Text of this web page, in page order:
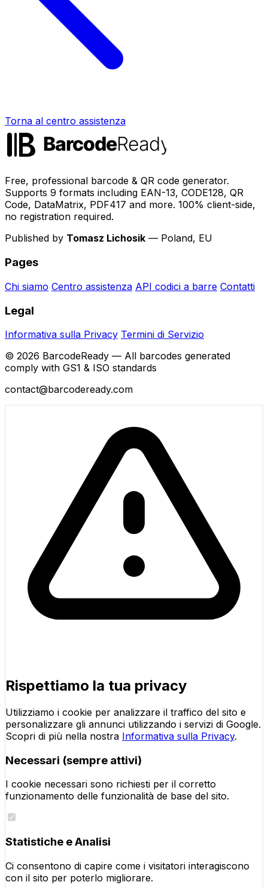
Torna al centro assistenza
Free, professional barcode & QR code generator.
Supports 9 formats including EAN-13, CODE128, QR
Code, DataMatrix, PDF417 and more. 100% client-side,
no registration required.
Published by Tomasz Lichosik — Poland, EU
Pages
Chi siamo Centro assistenza API codici a barre Contatti
Legal
Informativa sulla Privacy Termini di Servizio
© 2026 BarcodeReady — All barcodes generated
comply with GS1 & ISO standards
contact@barcodeready.com
Rispettiamo la tua privacy
Utilizziamo i cookie per analizzare il traffico del sito e
personalizzare gli annunci utilizzando i servizi di Google.
Scopri di più nella nostra Informativa sulla Privacy.
Necessari (sempre attivi)
I cookie necessari sono richiesti per il corretto
funzionamento delle funzionalità de base del sito.
Statistiche e Analisi
Ci consentono di capire come i visitatori interagiscono
con il sito per poterlo migliorare.